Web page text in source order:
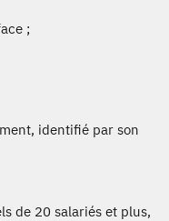
;
identifié par son
de 20 salariés et plus,